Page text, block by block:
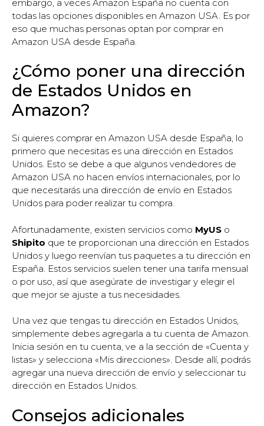
embargo, a veces Amazon España no cuenta con
todas las opciones disponibles en Amazon USA. Es por
eso que muchas personas optan por comprar en
Amazon USA desde España.
¿Cómo poner una dirección
de Estados Unidos en
Amazon?
Si quieres comprar en Amazon USA desde España, lo
primero que necesitas es una dirección en Estados
Unidos. Esto se debe a que algunos vendedores de
Amazon USA no hacen envíos internacionales, por lo
que necesitarás una dirección de envío en Estados
Unidos para poder realizar tu compra.
Afortunadamente, existen servicios como MyUS o
Shipito que te proporcionan una dirección en Estados
Unidos y luego reenvían tus paquetes a tu dirección en
España. Estos servicios suelen tener una tarifa mensual
o por uso, así que asegúrate de investigar y elegir el
que mejor se ajuste a tus necesidades.
Una vez que tengas tu dirección en Estados Unidos,
simplemente debes agregarla a tu cuenta de Amazon.
Inicia sesión en tu cuenta, ve a la sección de «Cuenta y
listas» y selecciona «Mis direcciones». Desde allí, podrás
agregar una nueva dirección de envío y seleccionar tu
dirección en Estados Unidos.
Consejos adicionales